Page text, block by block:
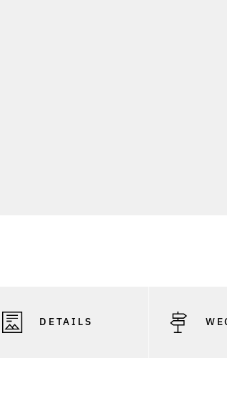
DETAILS